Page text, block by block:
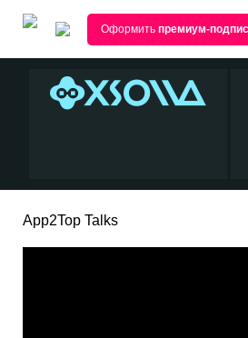
Оформить премиум-
App2Top Talks